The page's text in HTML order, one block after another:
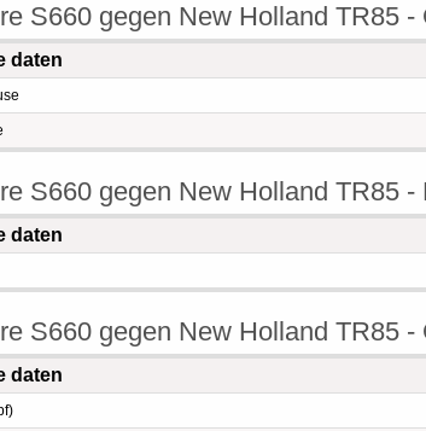
S660 gegen New Holland TR85 -
daten
S660 gegen New Holland TR85 -
daten
S660 gegen New Holland TR85 -
daten